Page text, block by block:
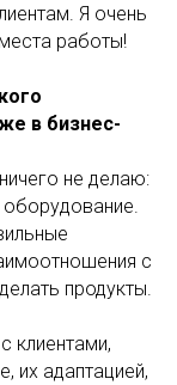
Я очень
работы!
в бизнес-
не делаю:
оборудование.
с
продукты.
клиентами,
их адаптацией,